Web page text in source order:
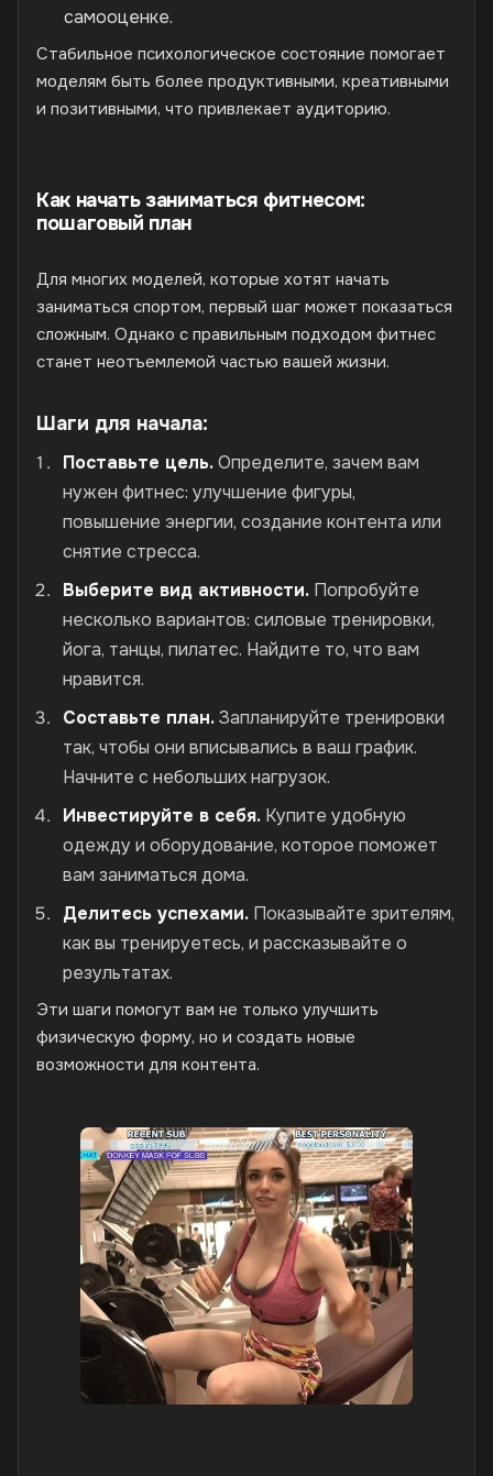
самооценке.
Стабильное психологическое состояние помогает
моделям быть более продуктивными, креативными
и позитивными, что привлекает аудиторию.
Как начать заниматься фитнесом:
пошаговый план
Для многих моделей, которые хотят начать
заниматься спортом, первый шаг может показаться
сложным. Однако с правильным подходом фитнес
станет неотъемлемой частью вашей жизни.
Шаги для начала:
Поставьте цель.Определите, зачем вам
нужен фитнес: улучшение фигуры,
повышение энергии, создание контента или
снятие стресса.
Выберите вид активности. Попробуйте
несколько вариантов: силовые тренировки,
йога, танцы, пилатес. Найдите то, что вам
нравится.
Составьте план.Запланируйте тренировки
так, чтобы они вписывались в ваш график.
Начните с небольших нагрузок.
Инвестируйте в себя. Купите удобную
одежду и оборудование, которое поможет
вам заниматься дома.
Делитесь успехами. Показывайте зрителям,
как вы тренируетесь, и рассказывайте о
результатах.
Эти шаги помогут вам не только улучшить
физическую форму, но и создать новые
возможности для контента.